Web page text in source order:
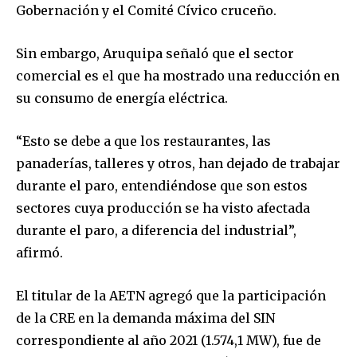
Join our community of
SUBSCRIBERS and be part of the
Gobernación y el Comité Cívico cruceño.
Sin embargo, Aruquipa señaló que el sector
comercial es el que ha mostrado una reducción en
su consumo de energía eléctrica.
“Esto se debe a que los restaurantes, las
panaderías, talleres y otros, han dejado de trabajar
durante el paro, entendiéndose que son estos
sectores cuya producción se ha visto afectada
durante el paro, a diferencia del industrial”,
afirmó.
El titular de la AETN agregó que la participación
de la CRE en la demanda máxima del SIN
correspondiente al año 2021 (1.574,1 MW), fue de